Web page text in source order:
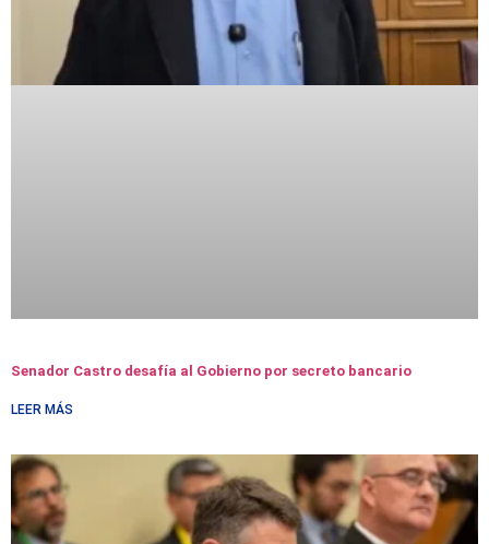
Senador Castro desafía al Gobierno por secreto bancario
LEER MÁS